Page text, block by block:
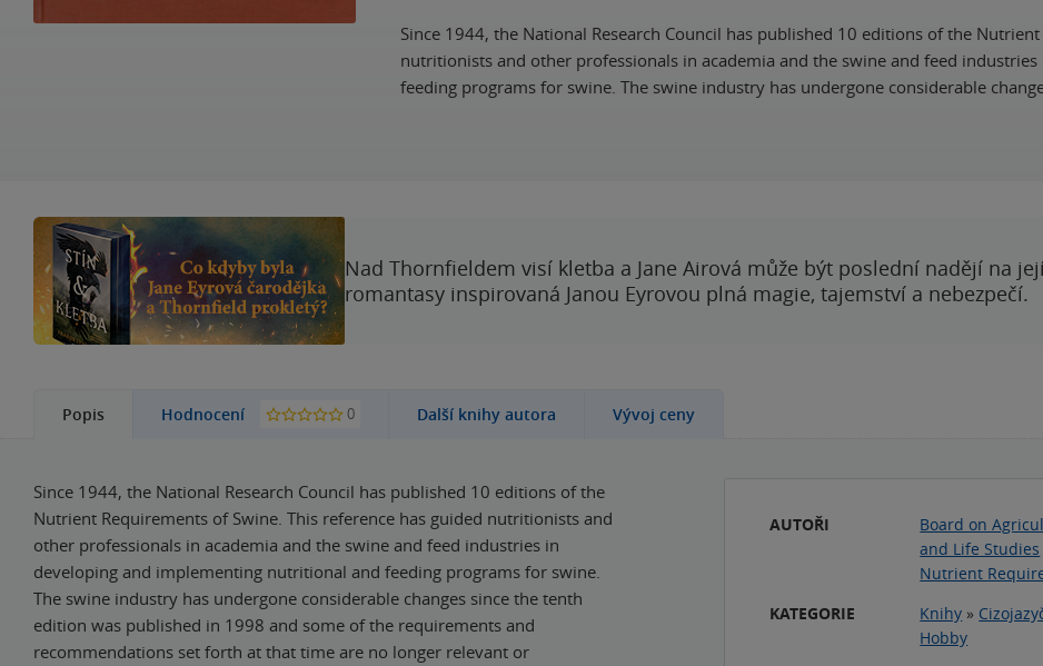
Since 1944, the National Research Council has published 10 editions of the
nutritionists and other professionals in academia and the swine and feed
feeding programs for swine. The swine industry has undergone considerable
Nad Thornfieldem visí kletba a Jane Airová může být poslední nadějí na
romantasy inspirovaná Janou Eyrovou plná magie, tajemství a nebezpečí.
Popis Hodnocení 0 Další knihy autora Vývoj ceny
Since 1944, the National Research Council has published 10 editions of the
Nutrient Requirements of Swine. This reference has guided nutritionists and
other professionals in academia and the swine and feed industries in
developing and implementing nutritional and feeding programs for swine.
The swine industry has undergone considerable changes since the tenth
edition was published in 1998 and some of the requirements and
recommendations set forth at that time are no longer relevant or
AUTOŘI Board on
and Life Studies
Nutrient
KATEGORIE
Knihy »
Hobby